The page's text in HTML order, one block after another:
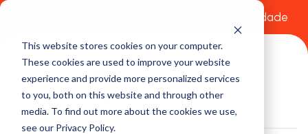
This website stores cookies on your computer.
These cookies are used to improve your website
experience and provide more personalized services
to you, both on this website and through other
media. To find out more about the cookies we use,
see our Privacy Policy.
Política de Privacidade